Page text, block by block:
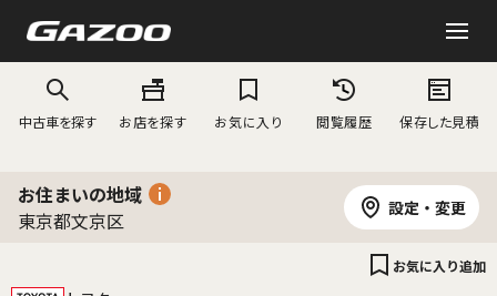
中古車を探す お店を探す お気に入り 閲覧履歴 保存した見積
お住まいの地域
東京都文京区
設定・変更
お気に入り追加